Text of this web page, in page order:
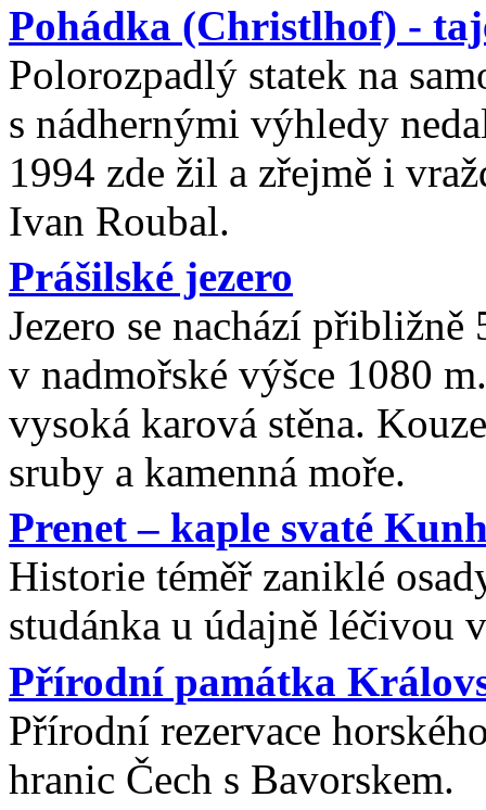
Pohádka (Christlhof) -
Polorozpadlý statek na
s nádhernými výhledy
1994 zde žil a zřejmě i
Ivan Roubal.
Prášilské jezero
Jezero se nachází
v nadmořské výšce 1080
vysoká karová stěna.
sruby a kamenná moře.
Prenet – kaple svaté
Historie téměř zaniklé
studánka u údajně léčivou
Přírodní památka
Přírodní rezervace
hranic Čech s Bavorskem.